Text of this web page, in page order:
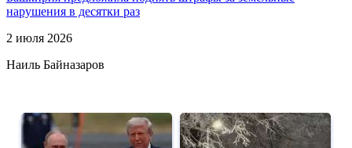
нарушения в десятки раз
2 июля 2026
Наиль Байназаров